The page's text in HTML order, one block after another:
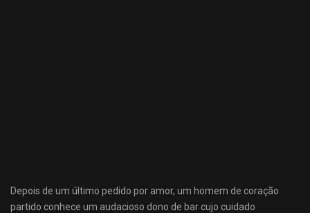
Depois de um último pedido por amor, um homem de coração
partido conhece um audacioso dono de bar cujo cuidado